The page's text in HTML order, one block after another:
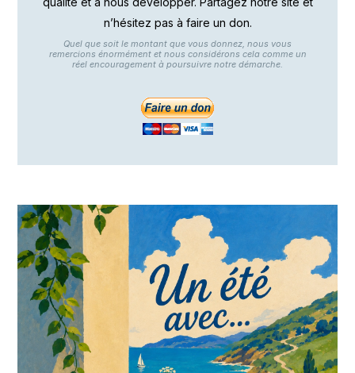
n’hésitez pas à faire un don.
Quel que soit le montant que vous donnez, nous vous
remercions énormément et nous considérons cela comme un
réel encouragement à poursuivre notre démarche.